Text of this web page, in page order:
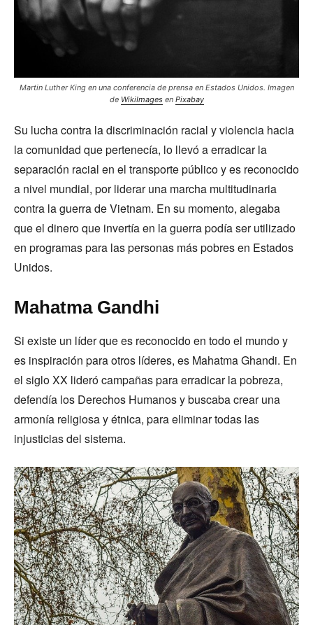
Martin Luther King en una conferencia de prensa en Estados Unidos. Imagen
de WikiImagesen Pixabay
Su lucha contra la discriminación racial y violencia hacia
la comunidad que pertenecía, lo llevó a erradicar la
separación racial en el transporte público y es reconocido
a nivel mundial, por liderar una marcha multitudinaria
contra la guerra de Vietnam. En su momento, alegaba
que el dinero que invertía en la guerra podía ser utilizado
en programas para las personas más pobres en Estados
Unidos.
Mahatma Gandhi
Si existe un líder que es reconocido en todo el mundo y
es inspiración para otros líderes, es Mahatma Ghandi. En
el siglo XX lideró campañas para erradicar la pobreza,
defendía los Derechos Humanos y buscaba crear una
armonía religiosa y étnica, para eliminar todas las
injusticias del sistema.